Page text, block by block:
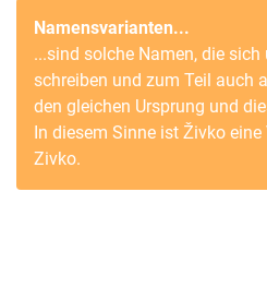
Namensvarianten...
...sind solche Namen, die
schreiben und zum Teil auch
den gleichen Ursprung und
In diesem Sinne ist Živko eine
Zivko.